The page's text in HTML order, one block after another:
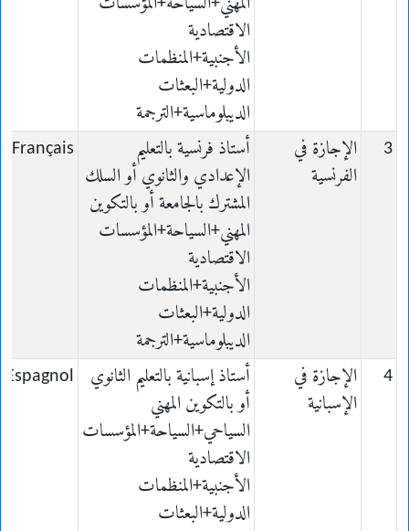
المهني+السياحة+المؤسسات
الاقتصادية
الأجنبية+المنظمات
الدولية+البعثات
الديبلوماسية+الترجمة
3
الإجازة في
الفرنسية
أستاذ فرنسية بالتعليم
الإعدادي والثانوي أو السلك
المشترك بالجامعة أو بالتكوين
المهني+السياحة+المؤسسات
الاقتصادية
الأجنبية+المنظمات
الدولية+البعثات
الديبلوماسية+الترجمة
Français
4
الإجازة في
الإسبانية
أستاذ إسبانية بالتعليم الثانوي
أو بالتكوين المهني
السياحي+السياحة+المؤسسات
الاقتصادية
الأجنبية+المنظمات
الدولية+البعثات
Espagnol